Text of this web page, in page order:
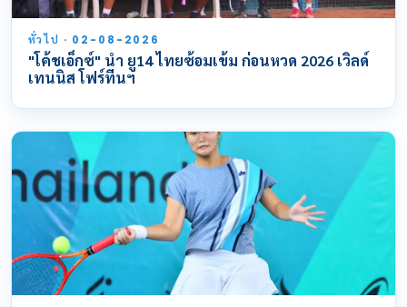
ทั่วไป · 02-08-2026
"โค้ชเอ็กซ์" นำ ยู14 ไทยซ้อมเข้ม ก่อนหวด 2026 เวิลด์
เทนนิส โฟร์ทีนฯ